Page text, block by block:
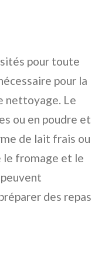
pour toute
pour la
nettoyage. Le
ou en poudre et
de lait frais ou
le fromage et le
des repas